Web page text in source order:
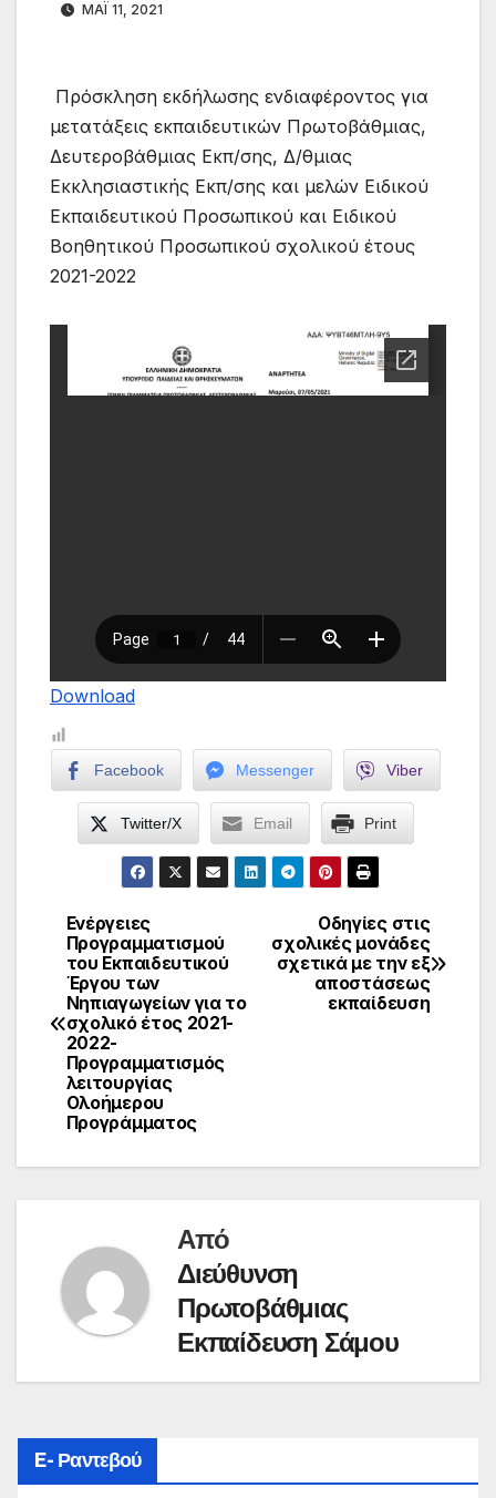
ΜΆΙ 11, 2021
Πρόσκληση εκδήλωσης ενδιαφέροντος για
μετατάξεις εκπαιδευτικών Πρωτοβάθμιας,
Δευτεροβάθμιας Εκπ/σης, Δ/θμιας
Εκκλησιαστικής Εκπ/σης και μελών Ειδικού
Εκπαιδευτικού Προσωπικού και Ειδικού
Βοηθητικού Προσωπικού σχολικού έτους
2021-2022
Download
Facebook Messenger Viber
Twitter/X Email Print
Πλοήγηση
άρθρων
Οδηγίες στις
σχολικές μονάδες
σχετικά με την εξ
αποστάσεως
εκπαίδευση
Ενέργειες
Προγραμματισμού
του Εκπαιδευτικού
Έργου των
Νηπιαγωγείων για το
σχολικό έτος 2021-
2022-
Προγραμματισμός
λειτουργίας
Ολοήμερου
Προγράμματος
Από
Διεύθυνση
Πρωτοβάθμιας
Εκπαίδευση Σάμου
E- Ραντεβού